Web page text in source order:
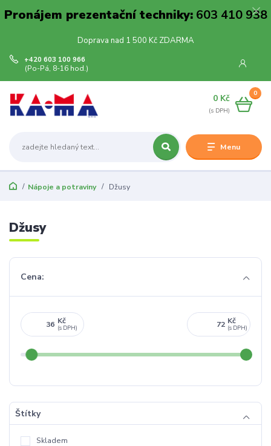
Pronájem prezentační techniky:603 410 938
Doprava nad 1 500 Kč ZDARMA
Menu
+420 603 100 966
(Po-Pá, 8-16 hod.)
0
0 Kč
Nápoje a potraviny Džusy
Džusy
Cena:
Kč Kč
Štítky
Skladem